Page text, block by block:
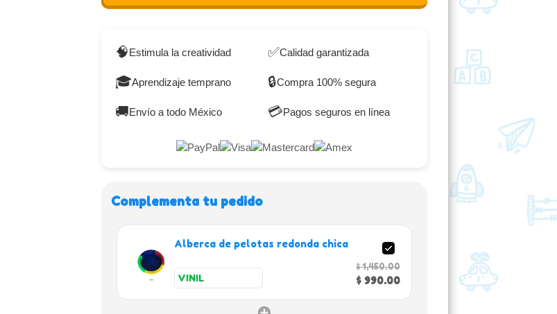
🧠Estimula la creatividad ✅Calidad garantizada
🎓Aprendizaje temprano 🔒Compra 100% segura
🚚Envío a todo México 💳Pagos seguros en línea
Complementa tu pedido
Alberca de pelotas redonda chica
$ 1,450.00
$ 990.00